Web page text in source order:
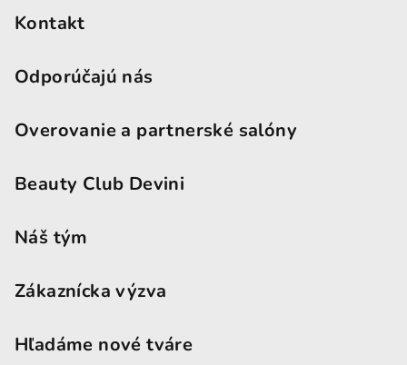
Kontakt
Odporúčajú nás
Overovanie a partnerské salóny
Beauty Club Devini
Náš tým
Zákaznícka výzva
Hľadáme nové tváre